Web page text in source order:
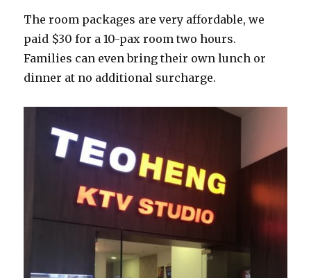
The room packages are very affordable, we
paid $30 for a 10-pax room two hours.
Families can even bring their own lunch or
dinner at no additional surcharge.